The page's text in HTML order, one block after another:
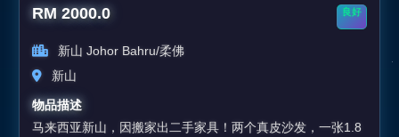
RM 2000.0 良好
新山 Johor Bahru/柔佛
新山
物品描述
马来西亚新山，因搬家出二手家具！两个真皮沙发，一张1.8